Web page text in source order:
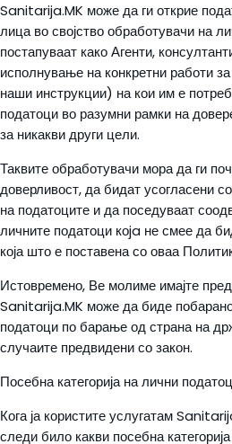
Sanitarija.MK може да ги открие
лица во својство обработувачи на
постапуваат како Агенти,
исполнување на конкретни работи
наши инструкции) на кои им е
податоци во разумни рамки на
за никакви други цели.
Таквите обработувачи мора да ги
доверливост, да бидат усогласени
на податоците и да поседуваат
личните податоци коja не смее да
која што е поставена со оваа
Истовремено, Ве молиме имајте
Sanitarija.MK може да биде
податоци по барање од страна на
случаите предвидени со закон.
Посебна категорија на лични
Кога ја користите услугатам
следи било какви посебна